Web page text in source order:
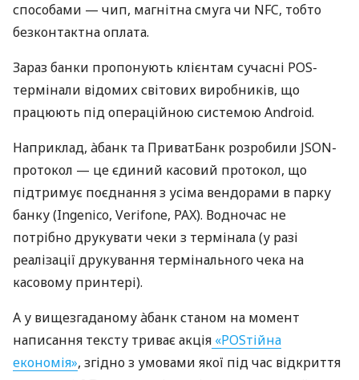
способами — чип, магнітна смуга чи NFC, тобто
безконтактна оплата.
Зараз банки пропонують клієнтам сучасні POS-
термінали відомих світових виробників, що
працюють під операційною системою Android.
Наприклад, àбанк та ПриватБанк розробили JSON-
протокол — це єдиний касовий протокол, що
підтримує поєднання з усіма вендорами в парку
банку (Ingenico, Verifone, PAX). Водночас не
потрібно друкувати чеки з термінала (у разі
реалізації друкування термінального чека на
касовому принтері).
А у вищезгаданому àбанк станом на момент
написання тексту триває акція «POSтійна
економія», згідно з умовами якої під час відкриття